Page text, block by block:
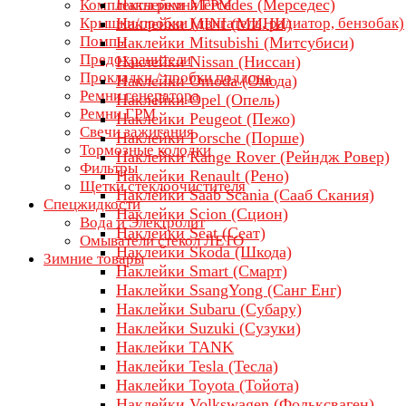
Комплекты ремня ГРМ
Крышки/пробки (двигатель, радиатор, бензобак)
Помпы
Предохранители
Прокладки / пробки поддона
Ремни генератора
Ремни ГРМ
Свечи зажигания
Тормозные колодки
Фильтры
Щетки стеклоочистителя
Спецжидкости
Вода и Электролит
Омыватели стекол ЛЕТО
Зимние товары
Наклейки Mercedes (Мерседес)
Наклейки MINI (МИНИ)
Наклейки Mitsubishi (Митсубиси)
Наклейки Nissan (Ниссан)
Наклейки Omoda (Омода)
Наклейки Opel (Опель)
Наклейки Peugeot (Пежо)
Наклейки Porsche (Порше)
Наклейки Range Rover (Рейндж Ровер)
Наклейки Renault (Рено)
Наклейки Saab Scania (Сааб Скания)
Наклейки Scion (Сцион)
Наклейки Seat (Сеат)
Наклейки Skoda (Шкода)
Наклейки Smart (Смарт)
Наклейки SsangYong (Санг Енг)
Наклейки Subaru (Субару)
Наклейки Suzuki (Сузуки)
Наклейки TANK
Наклейки Tesla (Тесла)
Наклейки Toyota (Тойота)